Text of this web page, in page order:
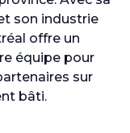
son industrie
offre un
équipe pour
sur
bâti.